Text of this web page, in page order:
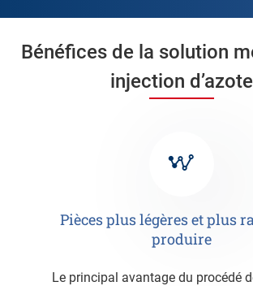
Bénéfices de la solution
injection d’azote
Pièces plus légères et plus
produire
Le principal avantage du procédé de moulage